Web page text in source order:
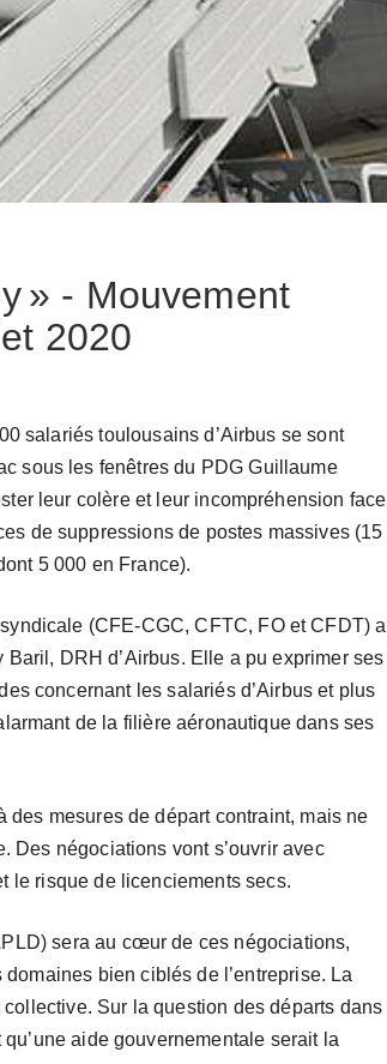
» - Mouvement
2020
salariés toulousains d’Airbus se sont
sous les fenêtres du PDG Guillaume
leur colère et leur incompréhension face
de suppressions de postes massives (15
5 000 en France).
(CFE-CGC, CFTC, FO et CFDT) a
Baril, DRH d’Airbus. Elle a pu exprimer ses
concernant les salariés d’Airbus et plus
de la filière aéronautique dans ses
des mesures de départ contraint, mais ne
Des négociations vont s’ouvrir avec
le risque de licenciements secs.
sera au cœur de ces négociations,
bien ciblés de l’entreprise. La
Sur la question des départs dans
aide gouvernementale serait la